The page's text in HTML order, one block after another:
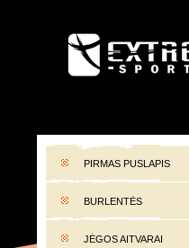
EXTREME-
PIRMAS PUSLAPIS
BURLENTĖS
JĖGOS AITVARAI